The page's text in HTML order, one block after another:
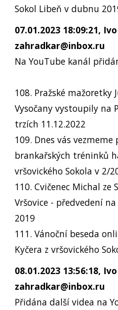
Sokol Libeň v dubnu
07.01.2023 18:09:21,
zahradkar@inbox.ru
Na YouTube kanál
108. Pražské mažoretky
Vysočany vystoupily na
trzích 11.12.2022
109. Dnes vás
brankařských tréninků
vršovického Sokola v 2/
110. Cvičenec Michal ze
Vršovice - předvedení
2019
111. Vánoční beseda
Kyčera z vršovického
08.01.2023 13:56:18,
zahradkar@inbox.ru
Přidána další videa na